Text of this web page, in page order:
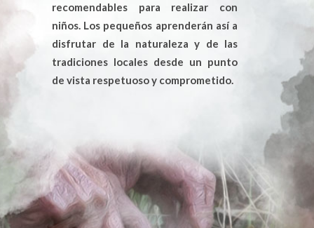
recomendables para realizar con
niños. Los pequeños aprenderán así a
disfrutar de la naturaleza y de las
tradiciones locales desde un punto
de vista respetuoso y comprometido.